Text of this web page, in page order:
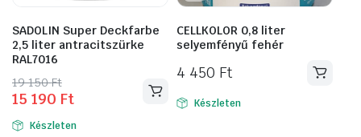
SADOLIN Super Deckfarbe
2,5 liter antracitszürke
RAL7016
19 150Ft
Original
price
was:
15 190 Ft
Current
price
is: Készleten
CELLKOLOR 0,8 liter
selyemfényű fehér
4 450 Ft
Készleten